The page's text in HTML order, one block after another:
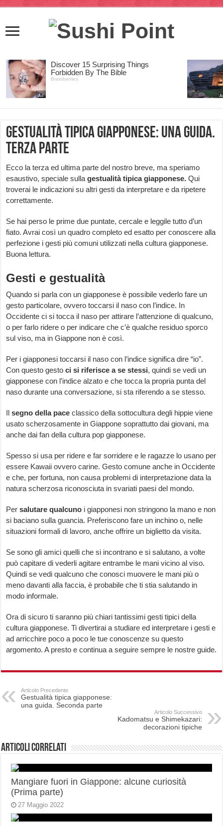
Gestualità tipica giapponese: una guida.
Terza parte
Ecco la terza ed ultima parte del nostro breve, ma speriamo
esaustivo, speciale sullagestualità tipica giapponese. Qui
troverai le indicazioni su altri gesti da interpretare e da ripetere
correttamente.
Se hai perso le prime due puntate, cercale e leggile tutto d’un
fiato. Avrai così un quadro completo ed esatto per conoscere alla
perfezione i gesti più comuni utilizzati nella cultura giapponese.
Buona lettura.
Gesti e gestualità
Quando si parla con un giapponese è possibile vederlo fare un
gesto particolare, ovvero toccarsi il naso con l’indice. In
Occidente ci si tocca il naso per attirare l’attenzione di qualcuno,
o per farlo ridere o per indicare che c’è qualche residuo sporco
sul viso, ma in Giappone non è così.
Per i giapponesi toccarsi il naso con l’indice significa dire “io”.
Con questo gestoci si riferisce a se stessi, quindi se vedi un
giapponese con l’indice alzato e che tocca la propria punta del
naso durante una conversazione, si sta riferendo a se stesso.
Ilsegno della pace classico della sottocultura degli hippie viene
usato scherzosamente in Giappone soprattutto dai giovani, ma
anche dai fan della cultura pop giapponese.
Spesso si usa per ridere e far sorridere e le ragazze lo usano per
essere Kawaii ovvero carine. Gesto comune anche in Occidente
e che, per fortuna, non causa problemi di interpretazione data la
natura scherzosa riconosciuta in svariati paesi del mondo.
Persalutare qualcuno i giapponesi non stringono la mano e non
si baciano sulla guancia. Preferiscono fare un inchino o, nelle
situazioni formali di lavoro, anche offrire un biglietto da visita.
Se sono gli amici quelli che si incontrano e si salutano, a volte
può capitare di vederli agitare entrambe le mani vicino al viso.
Quindi se vedi qualcuno che conosci muovere le mani più o
meno davanti alla faccia, è probabile che ti stia salutando in
modo informale.
Ora di sicuro ti saranno più chiari tantissimi gesti tipici della
cultura giapponese. Ti divertirai a studiare ed interpretare i gesti e
ad arricchire poco a poco le tue conoscenze su questo
argomento. A presto e continua a seguire sempre le nostre guide.
Articolo Precedente
Gestualità tipica giapponese:
una guida. Seconda parte
Articolo Successivo
Kadomatsu e Shimekazari:
decorazioni tipiche
Articoli correlati
Mangiare fuori in Giappone: alcune curiosità
(Prima parte)
27 Maggio 2022